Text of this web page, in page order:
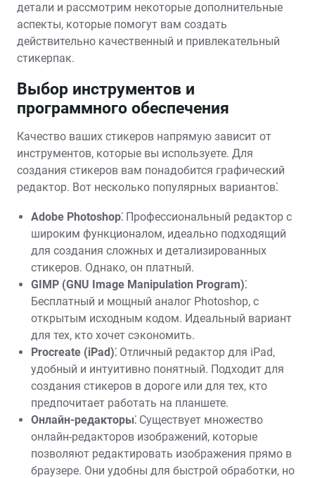
детали и рассмотрим некоторые дополнительные
аспекты, которые помогут вам создать
действительно качественный и привлекательный
стикерпак.
Выбор инструментов и
программного обеспечения
Качество ваших стикеров напрямую зависит от
инструментов, которые вы используете. Для
создания стикеров вам понадобится графический
редактор. Вот несколько популярных вариантов⁚
Adobe Photoshop⁚ Профессиональный редактор с
широким функционалом, идеально подходящий
для создания сложных и детализированных
стикеров. Однако, он платный.
GIMP (GNU Image Manipulation Program)⁚
Бесплатный и мощный аналог Photoshop, с
открытым исходным кодом. Идеальный вариант
для тех, кто хочет сэкономить.
Procreate (iPad)⁚ Отличный редактор для iPad,
удобный и интуитивно понятный. Подходит для
создания стикеров в дороге или для тех, кто
предпочитает работать на планшете.
Онлайн-редакторы⁚ Существует множество
онлайн-редакторов изображений, которые
позволяют редактировать изображения прямо в
браузере. Они удобны для быстрой обработки, но